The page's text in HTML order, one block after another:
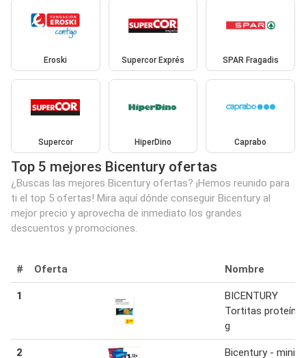
Eroski Supercor Exprés SPAR Fragadis
Supercor HiperDino Caprabo
Top 5 mejores Bicentury ofertas
¿Buscas las mejores Bicentury ofertas? ¡Hemos reunido para
ti el top 5 ofertas! Mira aquí dónde conseguir Bicentury al
mejor precio y aprovecha de inmediato los grandes
descuentos y promociones.
# Oferta Nombre
1
BICENTURY
Tortitas proteína
g
2 Bicentury - mini